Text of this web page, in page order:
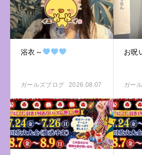
浴衣～
ガールズブログ 2026.08.07
お呪
ガー